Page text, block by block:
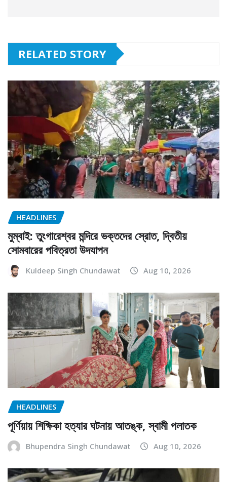
RELATED STORY
HEADLINES
মুম্বাই: তুংগারেশ্বর মন্দিরে ভক্তদের স্রোত, দ্বিতীয়
সোমবারের পবিত্রতা উদযাপন
Kuldeep Singh Chundawat Aug 10, 2026
HEADLINES
পূর্ণিয়ায় শিক্ষিকা হত্যার ঘটনায় আতঙ্ক, স্বামী পলাতক
Bhupendra Singh Chundawat Aug 10, 2026